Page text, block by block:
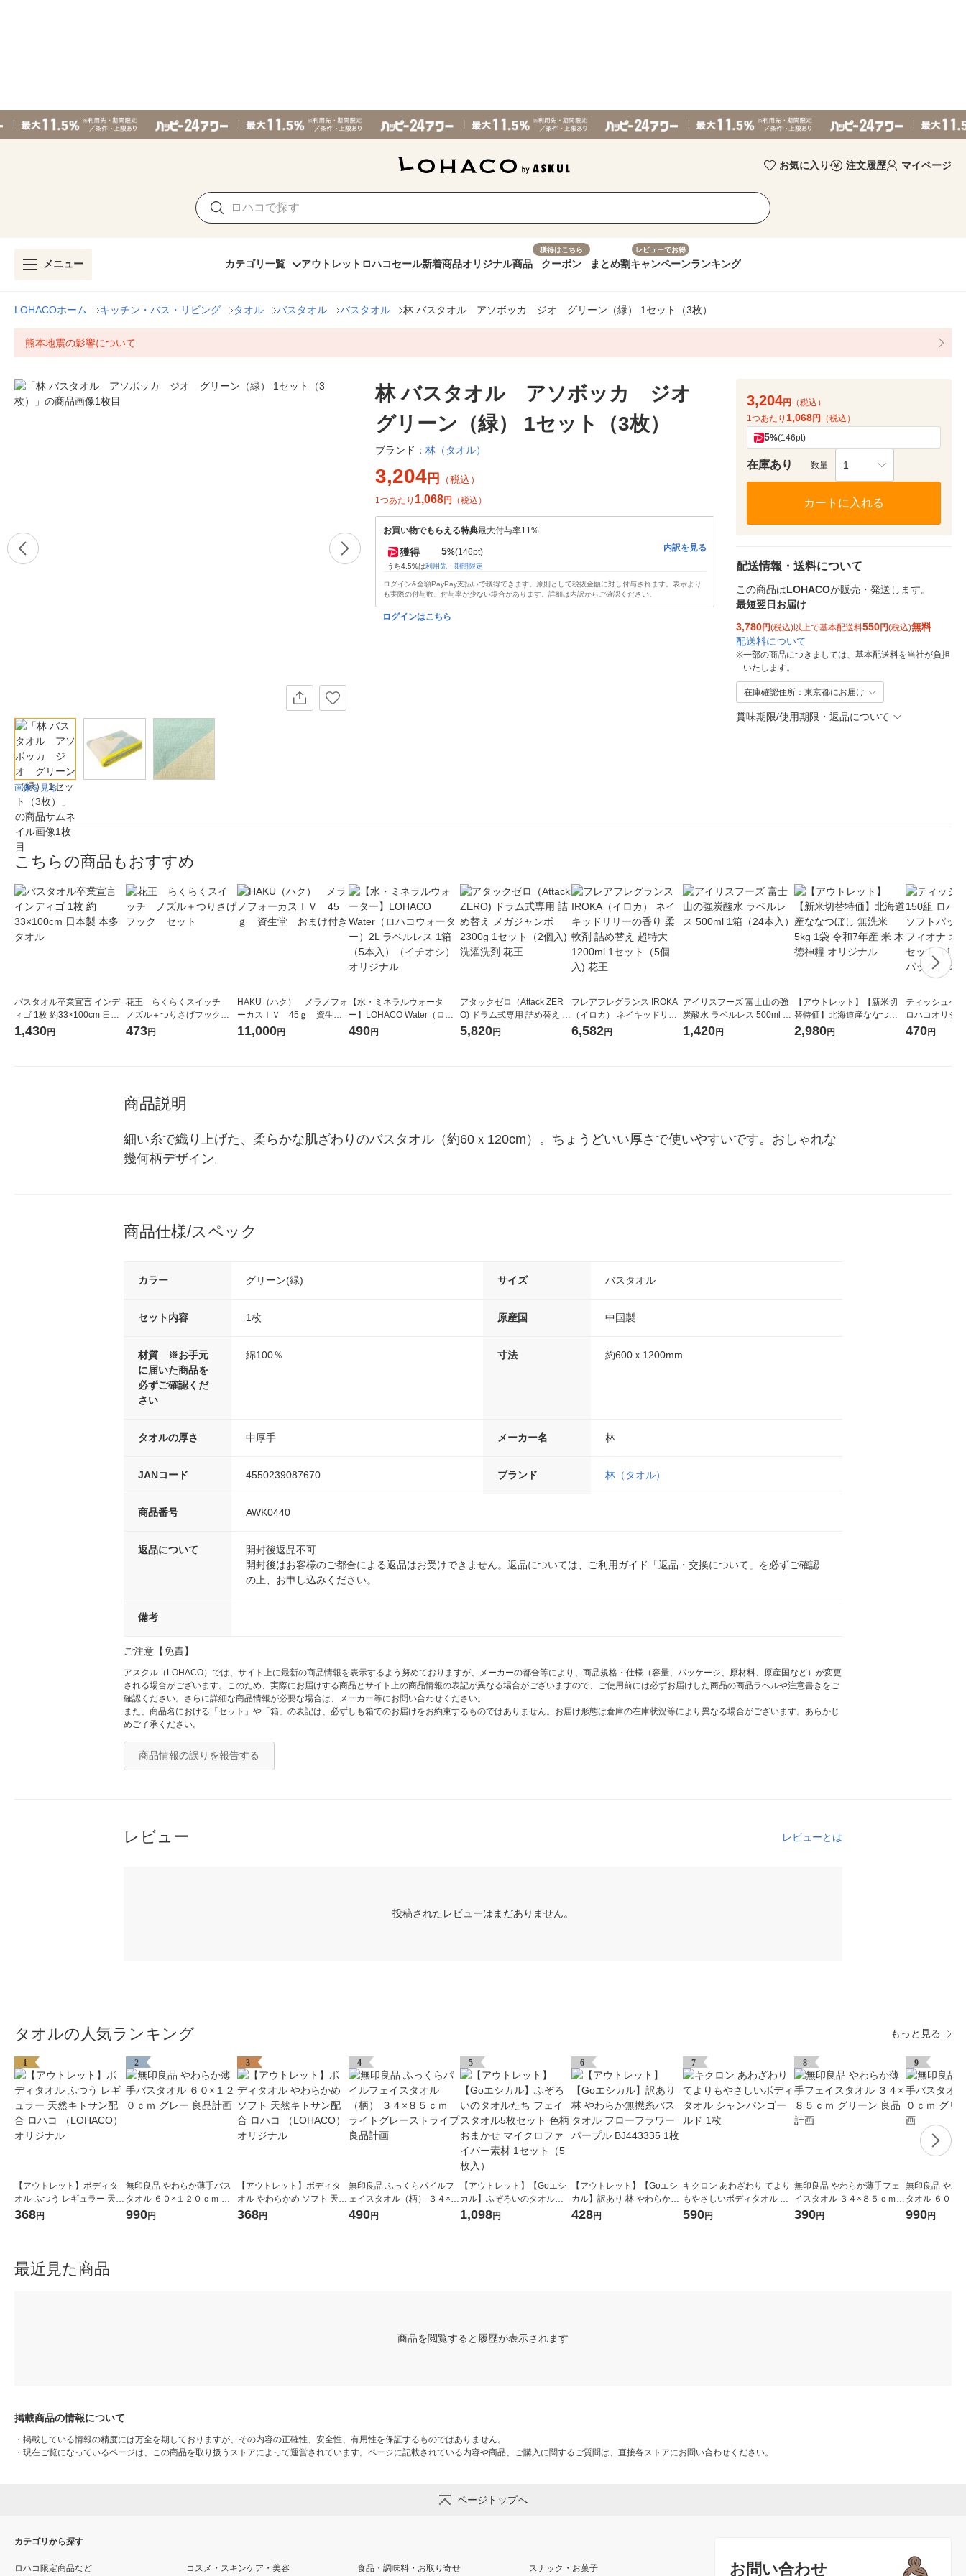
お気に入り 注文履歴 マイページ
メニュー カテゴリ一覧 アウトレット ロハコセール新着商品オリジナル商品
獲得はこちら
クーポン まとめ割
レビューでお得
キャンペーンランキング
LOHACOホーム キッチン・バス・リビング タオル バスタオル バスタオル 林 バスタオル アソボッカ ジオ グリーン（緑） 1セット（3枚）
熊本地震の影響について
画像を見る
林 バスタオル アソボッカ ジオ
グリーン（緑） 1セット（3枚）
ブランド： 林（タオル）
3,204 円 （税込）
1つあたり 1,068円 （税込）
お買い物でもらえる特典最大付与率11%
獲得 5%(146pt)
うち4.5%は利用先・期間限定
内訳を見る
ログイン&全額PayPay支払いで獲得できます。原則として税抜金額に対し付与されます。表示より
も実際の付与数、付与率が少ない場合があります。詳細は内訳からご確認ください。
ログインはこちら
3,204円
（税込）
1つあたり 1,068円 （税込）
5%(146pt)
在庫あり 数量 1
カートに入れる
配送情報・送料について
この商品はLOHACOが販売・発送します。
最短翌日お届け
3,780円(税込)以上で基本配送料550円(税込)無料
配送料について
※一部の商品につきましては、基本配送料を当社が負担
いたします。
在庫確認住所：東京都にお届け
賞味期限/使用期限・返品について
こちらの商品もおすすめ
バスタオル卒業宣言 インデ
ィゴ 1枚 約33×100cm 日本
製 本多タオル
1,430円
花王 らくらくスイッチ
ノズル＋つりさげフック
セット
473円
HAKU（ハク） メラノフォ
ーカスＩＶ 45ｇ 資生
堂 おまけ付き
11,000円
【水・ミネラルウォータ
ー】LOHACO Water（ロハ
コウォーター）2L ラベルレ
490円
アタックゼロ（Attack ZER
O) ドラム式専用 詰め替え メ
ガジャンボ 2300g 1セット
5,820円
フレアフレグランス IROKA
（イロカ） ネイキッドリリ
ーの香り 柔軟剤 詰め替え 超
6,582円
アイリスフーズ 富士山の強
炭酸水 ラベルレス 500ml 1
箱（24本入）
1,420円
【アウトレット】【新米切
替特価】北海道産ななつぼ
し 無洗米 5kg 1袋 令和7年産
2,980円
ティッシュペ
ロハコオリジ
ックティッシ
470円
商品説明
細い糸で織り上げた、柔らかな肌ざわりのバスタオル（約60ｘ120cm）。ちょうどいい厚さで使いやすいです。おしゃれな
幾何柄デザイン。
商品仕様/スペック
カラー グリーン(緑) サイズ バスタオル
セット内容 1枚 原産国 中国製
材質 ※お手元
に届いた商品を
必ずご確認くだ
さい
綿100％ 寸法 約600ｘ1200mm
タオルの厚さ 中厚手 メーカー名 林
JANコード 4550239087670 ブランド 林（タオル）
商品番号 AWK0440
返品について
開封後返品不可
開封後はお客様のご都合による返品はお受けできません。返品については、ご利用ガイド「返品・交換について」を必ずご確認
の上、お申し込みください。
備考
ご注意【免責】
アスクル（LOHACO）では、サイト上に最新の商品情報を表示するよう努めておりますが、メーカーの都合等により、商品規格・仕様（容量、パッケージ、原材料、原産国など）が変更
される場合がございます。このため、実際にお届けする商品とサイト上の商品情報の表記が異なる場合がございますので、ご使用前には必ずお届けした商品の商品ラベルや注意書きをご
確認ください。さらに詳細な商品情報が必要な場合は、メーカー等にお問い合わせください。
また、商品名における「セット」や「箱」の表記は、必ずしも箱でのお届けをお約束するものではありません。お届け形態は倉庫の在庫状況等により異なる場合がございます。あらかじ
めご了承ください。
商品情報の誤りを報告する
レビュー レビューとは
投稿されたレビューはまだありません。
タオルの人気ランキング もっと見る
1
【アウトレット】ボディタ
オル ふつう レギュラー 天然
キトサン配合 ロハコ （LOH
368円
2
無印良品 やわらか薄手バス
タオル ６０×１２０ｃｍ グ
レー 良品計画
990円
3
【アウトレット】ボディタ
オル やわらかめ ソフト 天然
キトサン配合 ロハコ （LOH
368円
4
無印良品 ふっくらパイルフ
ェイスタオル（柄） ３４×８
５ｃｍ ライトグレーストラ
490円
5
【アウトレット】【Goエシ
カル】ふぞろいのタオルた
ち フェイスタオル5枚セット
1,098円
6
【アウトレット】【Goエシ
カル】訳あり 林 やわらか無
撚糸バスタオル フローフラ
428円
7
キクロン あわざわり てより
もやさしいボディタオル シ
ャンパンゴールド 1枚
590円
8
無印良品 やわらか薄手フェ
イスタオル ３４×８５ｃｍ
グリーン 良品計画
390円
9
無印良品 やわ
タオル ６０×
リーン 良品計
990円
最近見た商品
商品を閲覧すると履歴が表示されます
掲載商品の情報について
・ 掲載している情報の精度には万全を期しておりますが、その内容の正確性、安全性、有用性を保証するものではありません。
・ 現在ご覧になっているページは、この商品を取り扱うストアによって運営されています。ページに記載されている内容や商品、ご購入に関するご質問は、直接各ストアにお問い合わせください。
ページトップへ
お問い合わせ
カテゴリから探す
ロハコ限定商品など コスメ・スキンケア・美容 食品・調味料・お取り寄せ スナック・お菓子